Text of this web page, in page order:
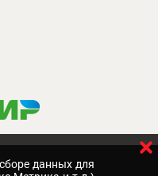
данных для